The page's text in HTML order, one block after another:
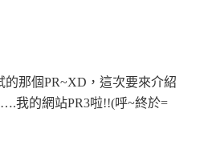
的那個PR~XD，這次要來介紹
我的網站PR3啦!!(呼~終於=